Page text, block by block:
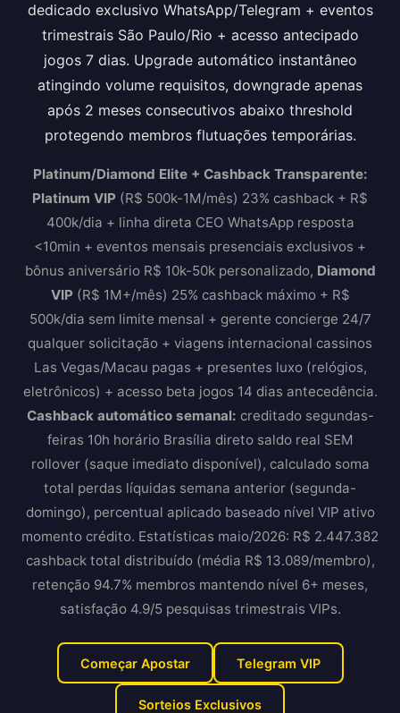
dedicado exclusivo WhatsApp/Telegram + eventos
trimestrais São Paulo/Rio + acesso antecipado
jogos 7 dias. Upgrade automático instantâneo
atingindo volume requisitos, downgrade apenas
após 2 meses consecutivos abaixo threshold
protegendo membros flutuações temporárias.
Platinum/Diamond Elite + Cashback Transparente:
Platinum VIP (R$ 500k-1M/mês) 23% cashback + R$
400k/dia + linha direta CEO WhatsApp resposta
<10min + eventos mensais presenciais exclusivos +
bônus aniversário R$ 10k-50k personalizado, Diamond
VIP(R$ 1M+/mês) 25% cashback máximo + R$
500k/dia sem limite mensal + gerente concierge 24/7
qualquer solicitação + viagens internacional cassinos
Las Vegas/Macau pagas + presentes luxo (relógios,
eletrônicos) + acesso beta jogos 14 dias antecedência.
Cashback automático semanal: creditado segundas-
feiras 10h horário Brasília direto saldo real SEM
rollover (saque imediato disponível), calculado soma
total perdas líquidas semana anterior (segunda-
domingo), percentual aplicado baseado nível VIP ativo
momento crédito. Estatísticas maio/2026: R$ 2.447.382
cashback total distribuído (média R$ 13.089/membro),
retenção 94.7% membros mantendo nível 6+ meses,
satisfação 4.9/5 pesquisas trimestrais VIPs.
Começar Apostar Telegram VIP
Sorteios Exclusivos